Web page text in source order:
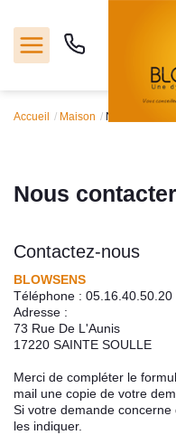
Ventes
Outils
Estimation
Nos services
Contact
Accueil Maison Nous contacter
Nous contacter
Contactez-nous
BLOWSENS
Téléphone : 05.16.40.50.20
Adresse :
73 Rue De L'Aunis
17220 SAINTE SOULLE
Merci de compléter le
mail une copie de votre
Si votre demande
les indiquer.